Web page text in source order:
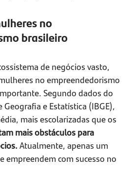
no
brasileiro
de negócios vasto,
no empreendedorismo
Segundo dados do
e Estatística (IBGE),
mais escolarizadas que os
mais obstáculos para
Atualmente, apenas um
empreendem com sucesso no